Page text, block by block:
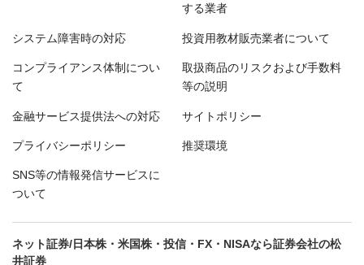
する業者
システム障害時の対応 投資用教材販売業者について
コンプライアンス体制につい
て
取扱商品のリスクおよび手数料
等の説明
金融サービス提供法への対応 サイトポリシー
プライバシーポリシー 推奨環境
SNS等の情報発信サービスに
ついて
ネット証券/日本株・米国株・投信・FX・NISAなら証券会社の松
井証券